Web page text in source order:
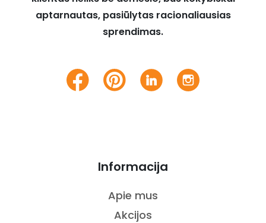
aptarnautas, pasiūlytas racionaliausias
sprendimas.
Informacija
Apie mus
Akcijos